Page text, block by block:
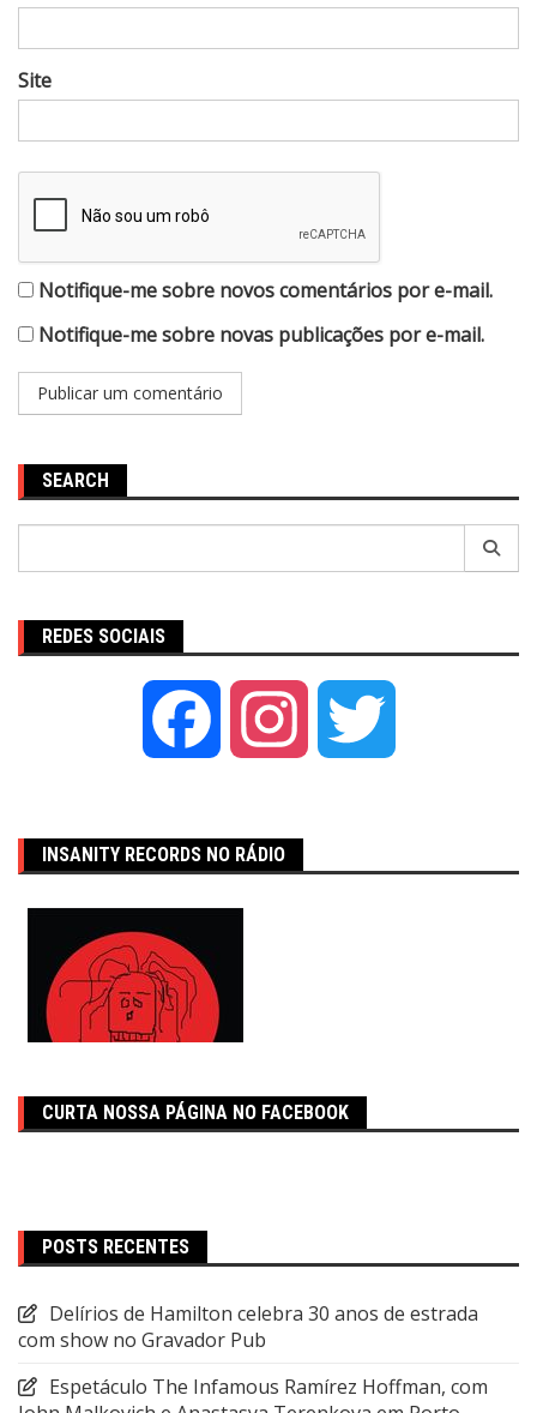
Site
Notifique-me sobre novos comentários por e-mail.
Notifique-me sobre novas publicações por e-mail.
SEARCH
REDES SOCIAIS
Facebook Instagram
INSANITY RECORDS NO RÁDIO
CURTA NOSSA PÁGINA NO FACEBOOK
POSTS RECENTES
Delírios de Hamilton celebra 30 anos de estrada
com show no Gravador Pub
Espetáculo The Infamous Ramírez Hoffman, com